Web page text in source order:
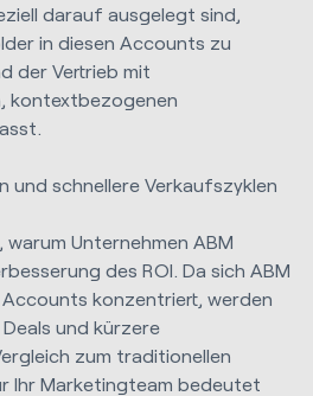
darauf ausgelegt sind,
in diesen Accounts zu
der Vertrieb mit
kontextbezogenen
und schnellere Verkaufszyklen
Unternehmen ABM
des ROI. Da sich ABM
konzentriert, werden
und kürzere
zum traditionellen
Ihr Marketingteam bedeutet